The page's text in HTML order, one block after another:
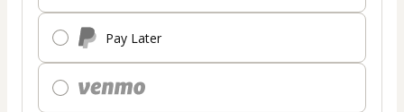
Pay Later